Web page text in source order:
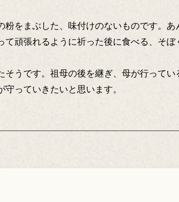
をまぶした、味付けのないものです。あ
頑張れるように祈った後に食べる、そ
うです。祖母の後を継ぎ、母が行ってい
っていきたいと思います。